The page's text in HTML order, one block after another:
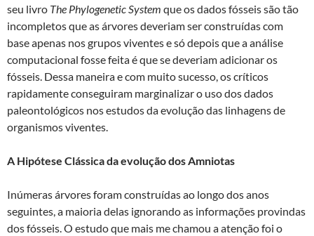
seu livro The Phylogenetic System que os dados fósseis são tão
incompletos que as árvores deveriam ser construídas com
base apenas nos grupos viventes e só depois que a análise
computacional fosse feita é que se deveriam adicionar os
fósseis. Dessa maneira e com muito sucesso, os críticos
rapidamente conseguiram marginalizar o uso dos dados
paleontológicos nos estudos da evolução das linhagens de
organismos viventes.
A Hipótese Clássica da evolução dos Amniotas
Inúmeras árvores foram construídas ao longo dos anos
seguintes, a maioria delas ignorando as informações provindas
dos fósseis. O estudo que mais me chamou a atenção foi o